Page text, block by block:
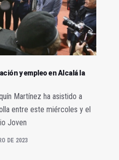
y empleo en Alcalá la
Martínez ha asistido a
entre este miércoles y el
Joven
DE 2023